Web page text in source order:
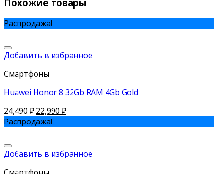
Похожие товары
Распродажа!
Добавить в избранное
Смартфоны
Huawei Honor 8 32Gb RAM 4Gb Gold
24,490₽ 22,990 ₽
Распродажа!
Добавить в избранное